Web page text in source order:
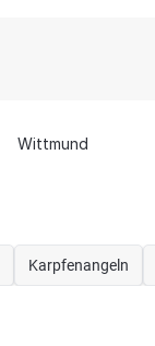
Wittmund
Karpfenangeln